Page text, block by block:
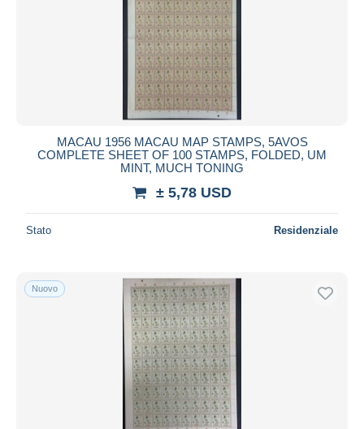
MACAU 1956 MACAU MAP STAMPS, 5AVOS
COMPLETE SHEET OF 100 STAMPS, FOLDED, UM
MINT, MUCH TONING
± 5,78 USD
Stato Residenziale
Nuovo